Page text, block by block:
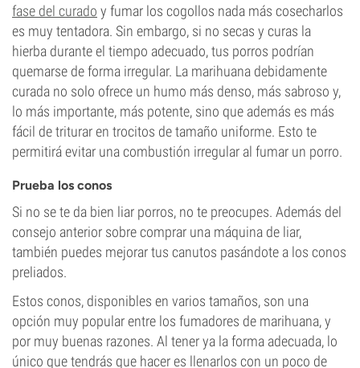
fase del curado y fumar los cogollos nada más cosecharlos
es muy tentadora. Sin embargo, si no secas y curas la
hierba durante el tiempo adecuado, tus porros podrían
quemarse de forma irregular. La marihuana debidamente
curada no solo ofrece un humo más denso, más sabroso y,
lo más importante, más potente, sino que además es más
fácil de triturar en trocitos de tamaño uniforme. Esto te
permitirá evitar una combustión irregular al fumar un porro.
Prueba los conos
Si no se te da bien liar porros, no te preocupes. Además del
consejo anterior sobre comprar una máquina de liar,
también puedes mejorar tus canutos pasándote a los conos
preliados.
Estos conos, disponibles en varios tamaños, son una
opción muy popular entre los fumadores de marihuana, y
por muy buenas razones. Al tener ya la forma adecuada, lo
único que tendrás que hacer es llenarlos con un poco de